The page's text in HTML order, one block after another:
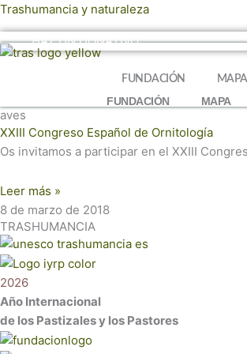
Ir
al
contenido
Trashumancia y naturaleza
HAZ UN DONATIVO
FUNDACIÓN MAPA
FUNDACIÓN MAPA
aves
XXIII Congreso Español de Ornitología
Os invitamos a participar en el XXIII
Leer más »
8 de marzo de 2018
TRASHUMANCIA
2026
Año Internacional
de los Pastizales y los Pastores